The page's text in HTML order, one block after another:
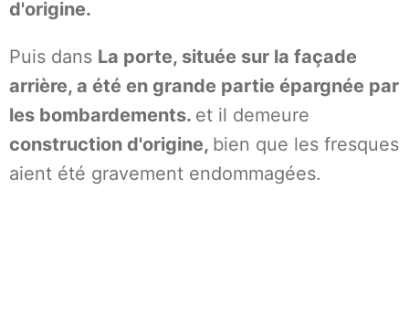
d'origine.
Puis dans La porte, située sur la façade
arrière, a été en grande partie épargnée par
les bombardements. et il demeure
construction d'origine, bien que les fresques
aient été gravement endommagées.